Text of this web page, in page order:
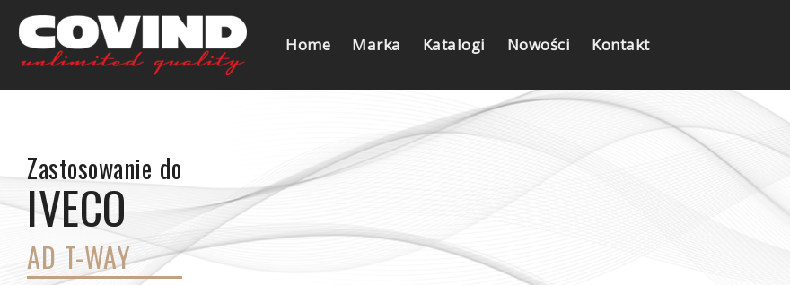
Home Marka Katalogi Nowości Kontakt
Zastosowanie do
IVECO
AD T-WAY